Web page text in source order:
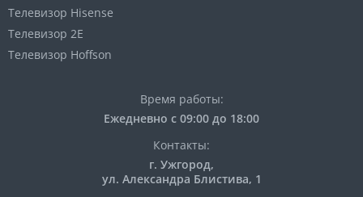
Телевизор Hisense
Телевизор 2E
Телевизор Hoffson
Время работы:
Ежедневно с 09:00 до 18:00
Контакты:
г. Ужгород,
ул. Александра Блистива, 1